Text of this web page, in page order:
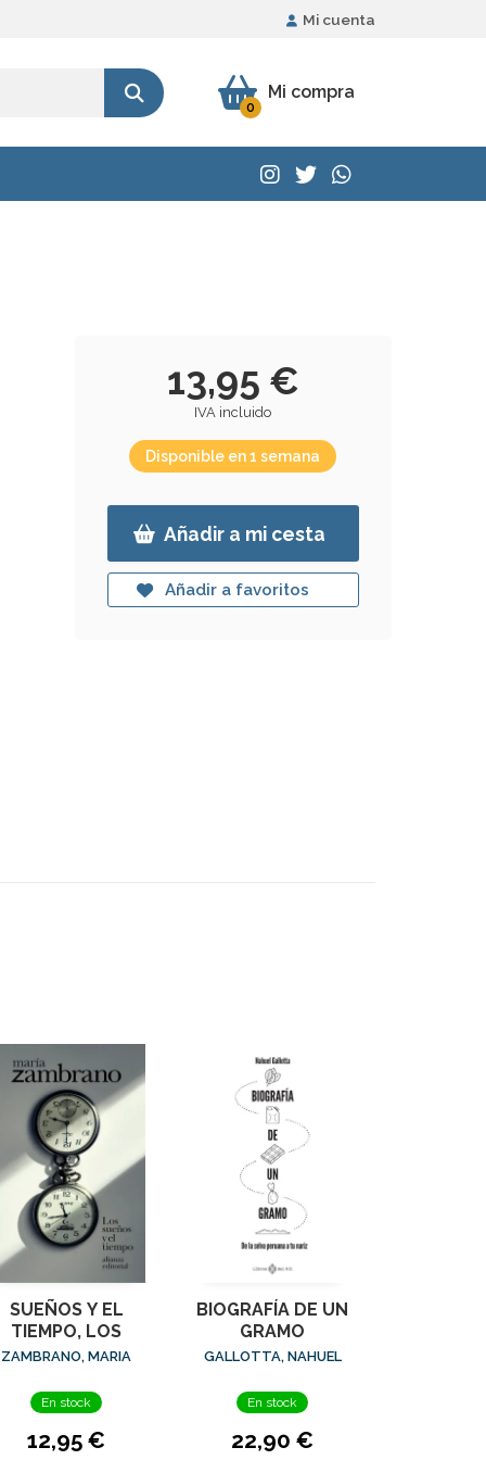
Mi cuenta
Mi compra
0
13,95 €
IVA incluido
Disponible en 1 semana
Añadir a mi cesta
Añadir a favoritos
SUEÑOS Y EL
TIEMPO, LOS
ZAMBRANO, MARIA
En stock
12,95 €
BIOGRAFÍA DE UN
GRAMO
GALLOTTA, NAHUEL
En stock
22,90 €